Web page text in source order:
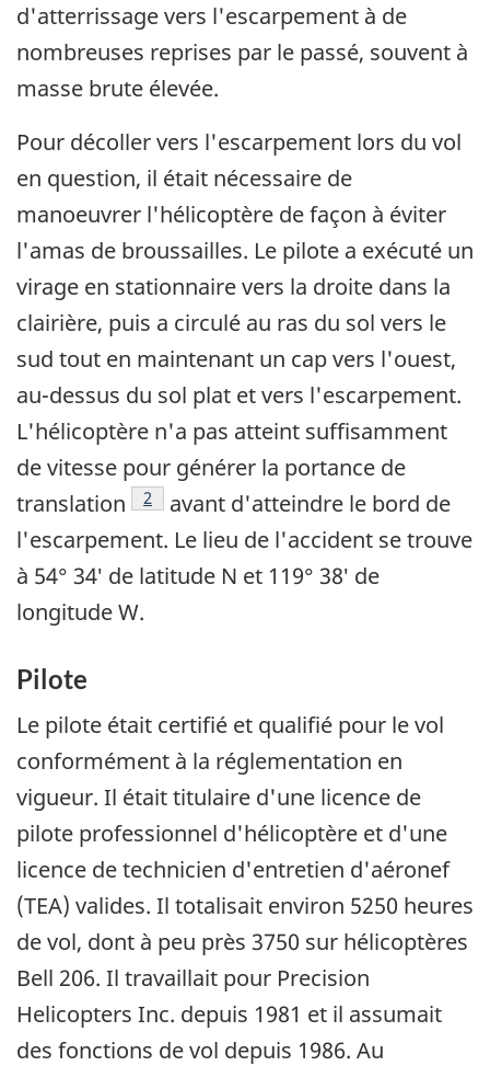
d'atterrissage vers l'escarpement à de
nombreuses reprises par le passé, souvent à
masse brute élevée.
Pour décoller vers l'escarpement lors du vol
en question, il était nécessaire de
manoeuvrer l'hélicoptère de façon à éviter
l'amas de broussailles. Le pilote a exécuté un
virage en stationnaire vers la droite dans la
clairière, puis a circulé au ras du sol vers le
sud tout en maintenant un cap vers l'ouest,
au-dessus du sol plat et vers l'escarpement.
L'hélicoptère n'a pas atteint suffisamment
de vitesse pour générer la portance de
translation
Note de bas de page
2
avant d'atteindre le bord de
l'escarpement. Le lieu de l'accident se trouve
à 54° 34′ de latitude N et 119° 38′ de
longitude W.
Pilote
Le pilote était certifié et qualifié pour le vol
conformément à la réglementation en
vigueur. Il était titulaire d'une licence de
pilote professionnel d'hélicoptère et d'une
licence de technicien d'entretien d'aéronef
(TEA) valides. Il totalisait environ 5250 heures
de vol, dont à peu près 3750 sur hélicoptères
Bell 206. Il travaillait pour Precision
Helicopters Inc. depuis 1981 et il assumait
des fonctions de vol depuis 1986. Au